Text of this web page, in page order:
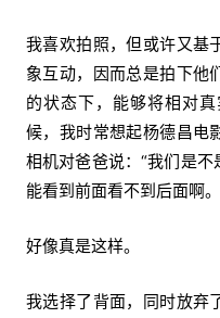
我喜欢拍照，但或许又基
象互动，因而总是拍下他
的状态下，能够将相对
候，我时常想起杨德昌电
相机对爸爸说：“我们是
能看到前面看不到后面啊
好像真是这样。
我选择了背面，同时放弃